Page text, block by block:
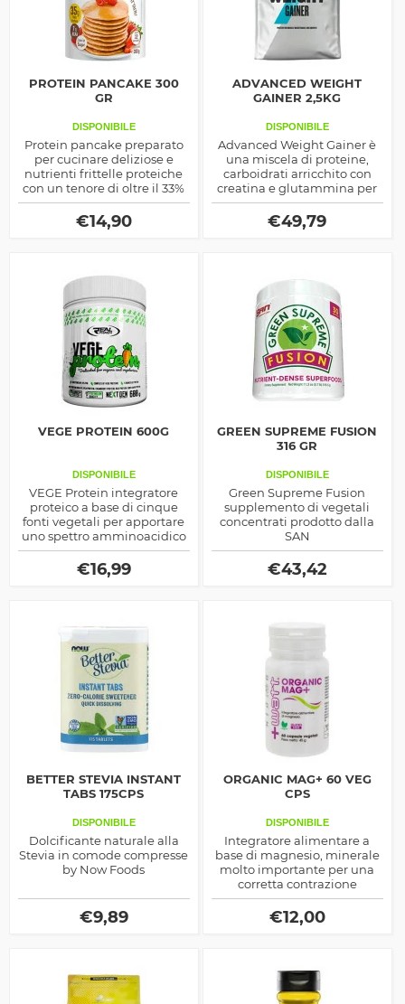
PROTEIN PANCAKE 300
GR
DISPONIBILE
Protein pancake preparato
per cucinare deliziose e
nutrienti frittelle proteiche
con un tenore di oltre il 33%
di proteine da diverse fonti,
realizzato su base di farina di
frumento
€14,90
ADVANCED WEIGHT
GAINER 2,5KG
DISPONIBILE
Advanced Weight Gainer è
una miscela di proteine,
carboidrati arricchito con
creatina e glutammina per
migliorare la prestazione di
potenza ed il recupero
€49,79
VEGE PROTEIN 600G
DISPONIBILE
VEGE Protein integratore
proteico a base di cinque
fonti vegetali per apportare
uno spettro amminoacidico
completo allo scopo di
mantenere o aumentare la
massa, ottimo per vegani
€16,99
GREEN SUPREME FUSION
316 GR
DISPONIBILE
Green Supreme Fusion
supplemento di vegetali
concentrati prodotto dalla
SAN
€43,42
BETTER STEVIA INSTANT
TABS 175CPS
DISPONIBILE
Dolcificante naturale alla
Stevia in comode compresse
by Now Foods
€9,89
ORGANIC MAG+ 60 VEG
CPS
DISPONIBILE
Integratore alimentare a
base di magnesio, minerale
molto importante per una
corretta contrazione
muscolare
€12,00